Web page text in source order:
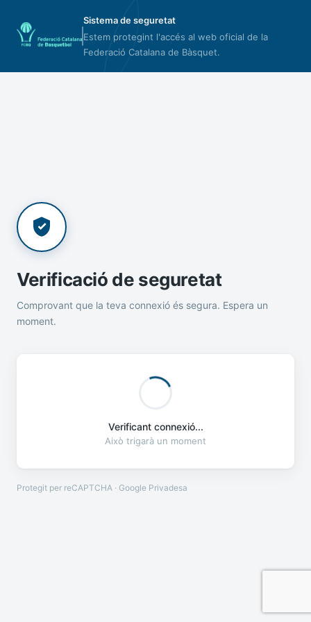
Sistema de seguretat
Estem protegint l'accés al web oficial de la
Federació Catalana de Bàsquet.
Verificació de seguretat
Comprovant que la teva connexió és segura. Espera un
moment.
Verificant connexió...
Això trigarà un moment
Protegit per reCAPTCHA · Google Privadesa